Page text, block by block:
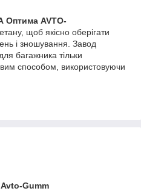
Оптима AVTO-
щоб якісно оберігати
і зношування. Завод
багажника тільки
способом, використовуючи
Avto-Gumm